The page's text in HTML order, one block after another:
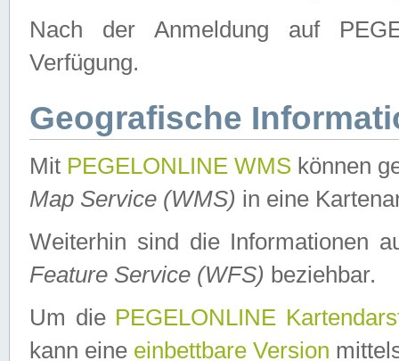
Nach der Anmeldung auf
Verfügung.
Geografische
Mit PEGELONLINE WMS können
Map Service (WMS) in eine
Weiterhin sind die Informationen
Feature Service (WFS) beziehbar.
Um die PEGELONLINE
kann eine einbettbare Version